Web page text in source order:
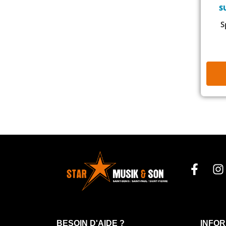
BESOIN D'AIDE ?